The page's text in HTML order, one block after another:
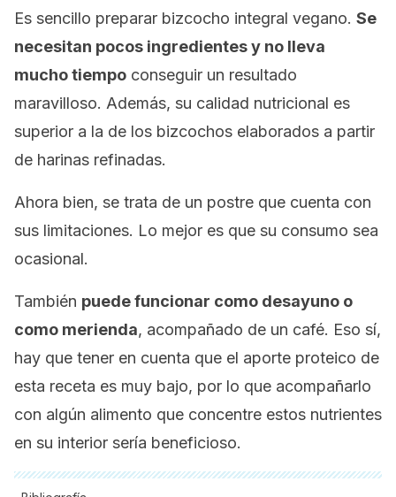
Es sencillo preparar bizcocho integral vegano. Se
necesitan pocos ingredientes y no lleva
mucho tiempo conseguir un resultado
maravilloso. Además, su calidad nutricional es
superior a la de los bizcochos elaborados a partir
de harinas refinadas.
Ahora bien, se trata de un postre que cuenta con
sus limitaciones. Lo mejor es que su consumo sea
ocasional.
También puede funcionar como desayuno o
como merienda, acompañado de un café. Eso sí,
hay que tener en cuenta que el aporte proteico de
esta receta es muy bajo, por lo que acompañarlo
con algún alimento que concentre estos nutrientes
en su interior sería beneficioso.